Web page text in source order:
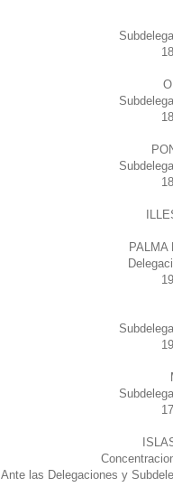
PALMA
Ante las Delegaciones y